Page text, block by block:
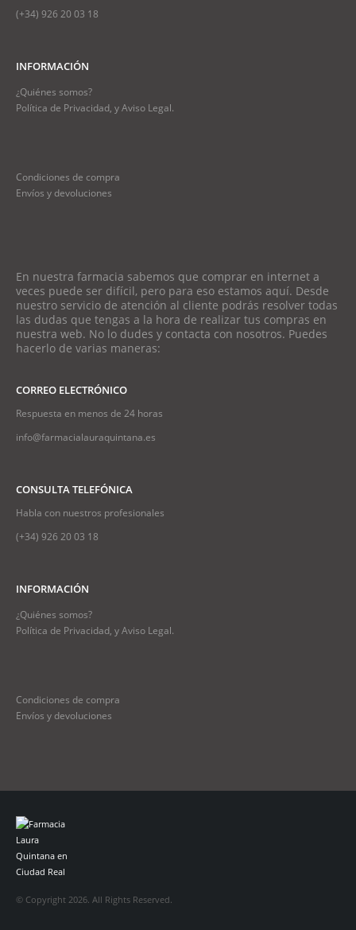
(+34) 926 20 03 18
INFORMACIÓN
¿Quiénes somos?
Política de Privacidad, y Aviso Legal.
Condiciones de compra
Envíos y devoluciones
En nuestra farmacia sabemos que comprar en internet a
veces puede ser difícil, pero para eso estamos aquí. Desde
nuestro servicio de atención al cliente podrás resolver todas
las dudas que tengas a la hora de realizar tus compras en
nuestra web. No lo dudes y contacta con nosotros. Puedes
hacerlo de varias maneras:
CORREO ELECTRÓNICO
Respuesta en menos de 24 horas
info@farmacialauraquintana.es
CONSULTA TELEFÓNICA
Habla con nuestros profesionales
(+34) 926 20 03 18
INFORMACIÓN
¿Quiénes somos?
Política de Privacidad, y Aviso Legal.
Condiciones de compra
Envíos y devoluciones
© Copyright 2026. All Rights Reserved.